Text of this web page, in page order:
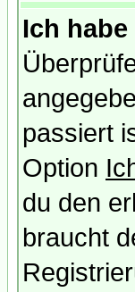
Ich
passiert
Option
du den
braucht